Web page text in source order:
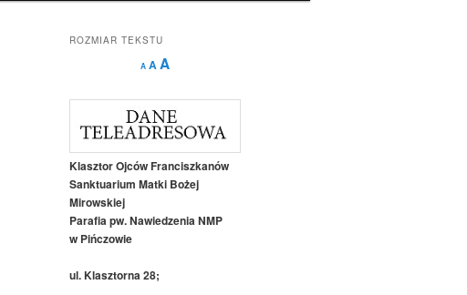
ROZMIAR TEKSTU
A
Decrease
font
A Reset
AIncrease
size.
Klasztor Ojców Franciszkanów
Sanktuarium Matki Bożej
Mirowskiej
Parafia pw. Nawiedzenia NMP
w Pińczowie
ul. Klasztorna 28;